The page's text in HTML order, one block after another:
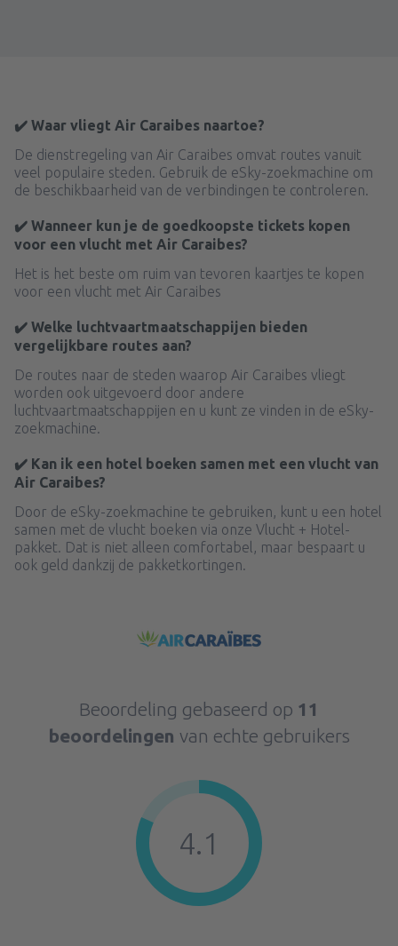
✔️ Waar vliegt Air Caraibes naartoe?
De dienstregeling van Air Caraibes omvat routes vanuit
veel populaire steden. Gebruik de eSky-zoekmachine om
de beschikbaarheid van de verbindingen te controleren.
✔️ Wanneer kun je de goedkoopste tickets kopen
voor een vlucht met Air Caraibes?
Het is het beste om ruim van tevoren kaartjes te kopen
voor een vlucht met Air Caraibes
✔️ Welke luchtvaartmaatschappijen bieden
vergelijkbare routes aan?
De routes naar de steden waarop Air Caraibes vliegt
worden ook uitgevoerd door andere
luchtvaartmaatschappijen en u kunt ze vinden in de eSky-
zoekmachine.
✔️ Kan ik een hotel boeken samen met een vlucht van
Air Caraibes?
Door de eSky-zoekmachine te gebruiken, kunt u een hotel
samen met de vlucht boeken via onze Vlucht + Hotel-
pakket. Dat is niet alleen comfortabel, maar bespaart u
ook geld dankzij de pakketkortingen.
Beoordeling gebaseerd op 11
beoordelingen van echte gebruikers
4.1